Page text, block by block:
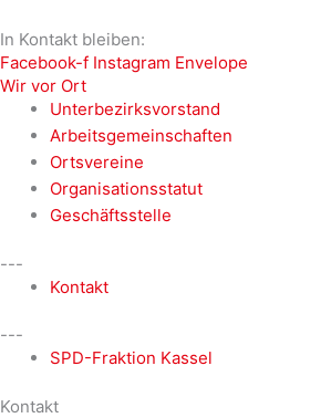
In Kontakt bleiben:
Facebook-f Instagram Envelope
Wir vor Ort
Unterbezirksvorstand
Arbeitsgemeinschaften
Ortsvereine
Organisationsstatut
Geschäftsstelle
---
Kontakt
---
SPD-Fraktion Kassel
Kontakt